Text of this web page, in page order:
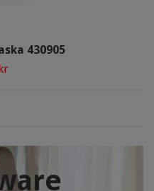
430905